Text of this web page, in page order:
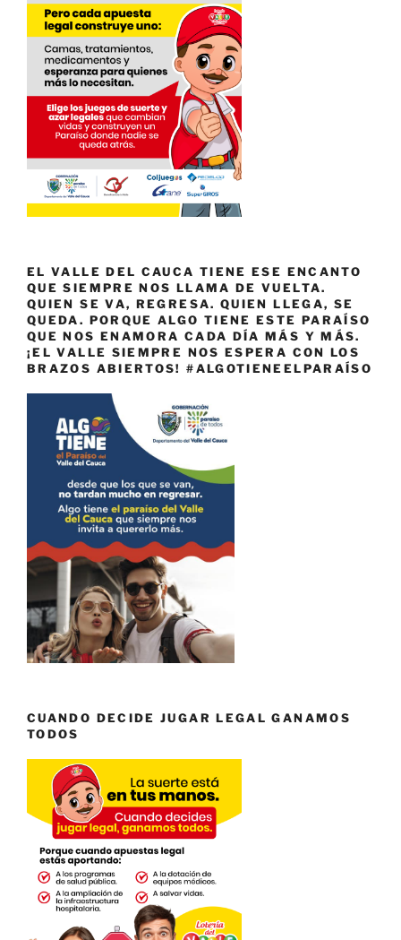
EL VALLE DEL CAUCA TIENE ESE ENCANTO
QUE SIEMPRE NOS LLAMA DE VUELTA.
QUIEN SE VA, REGRESA. QUIEN LLEGA, SE
QUEDA. PORQUE ALGO TIENE ESTE PARAÍSO
QUE NOS ENAMORA CADA DÍA MÁS Y MÁS.
¡EL VALLE SIEMPRE NOS ESPERA CON LOS
BRAZOS ABIERTOS! #ALGOTIENEELPARAÍSO
CUANDO DECIDE JUGAR LEGAL GANAMOS
TODOS